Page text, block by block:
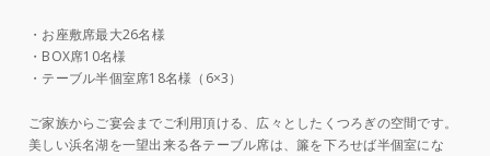
・お座敷席最大26名様
・BOX席10名様
・テーブル半個室席18名様（6×3）
ご家族からご宴会までご利用頂ける、広々としたくつろぎの空間です。
美しい浜名湖を一望出来る各テーブル席は、簾を下ろせば半個室にな